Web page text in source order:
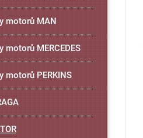
motorů MAN
motorů MERCEDES
motorů PERKINS